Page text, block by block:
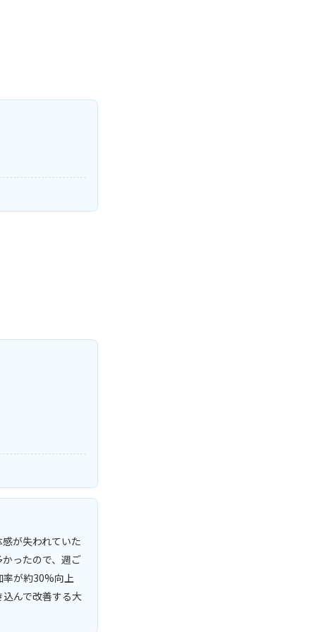
が失われていた
ったので、週ご
率が約30%向上
んで改善する大